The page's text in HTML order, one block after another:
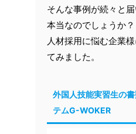
そんな事例が続々と届
本当なのでしょうか？
人材採用に悩む企業
てみました。
外国人技能実習生の
テムG-WOKER